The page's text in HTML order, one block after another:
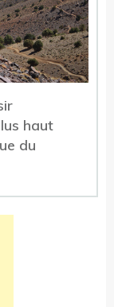
haut
du